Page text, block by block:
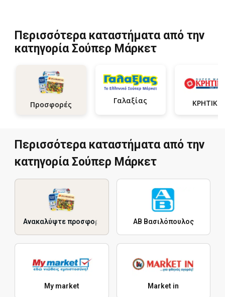
Περισσότερα καταστήματα από την
κατηγορία Σούπερ Μάρκετ
Προσφορές Γαλαξίας
Περισσότερα καταστήματα από την
κατηγορία Σούπερ Μάρκετ
Ανακαλύψτε προσφορές ΑΒ Βασιλόπουλος
My market Market in